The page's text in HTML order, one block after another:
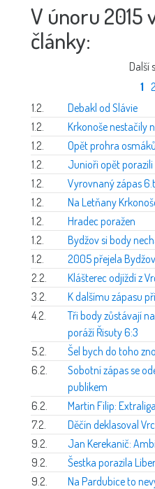
V únoru 2015
články:
Další
1 2
1.2.
Debakl od Slávie
1.2.
Krkonoše nestačily
1.2.
Opět prohra osmáků
1.2.
Junioři opět porazili
1.2.
Vyrovnaný zápas
1.2.
Na Letňany
1.2.
Hradec poražen
1.2.
Bydžov si body
1.2.
2005 přejela Bydžov
2.2.
Klášterec odjíždí z
3.2.
K dalšímu zápasu
4.2.
Tři body zůstávají
poráží Řisuty 6:3
5.2.
Šel bych do toho
6.2.
Sobotní zápas se
publikem
6.2.
Martin Filip:
7.2.
Děčín deklasoval
9.2.
Jan Kerekanič:
9.2.
Šestka porazila
9.2.
Na Pardubice to